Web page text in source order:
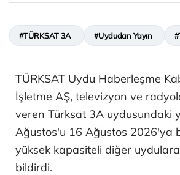
#TÜRKSAT 3A #Uydudan Yayın
TÜRKSAT Uydu Haberleşme
İşletme AŞ, televizyon ve
veren Türksat 3A uydusundaki
Ağustos'u 16 Ağustos 2026'ya
yüksek kapasiteli diğer uydulara
bildirdi.